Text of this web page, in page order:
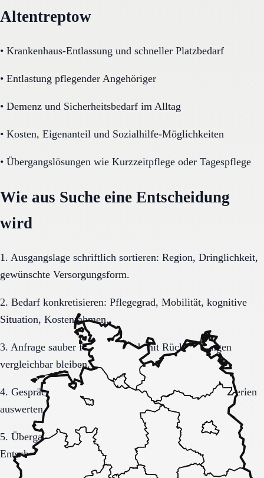
Altentreptow
• Krankenhaus-Entlassung und schneller Platzbedarf
• Entlastung pflegender Angehöriger
• Demenz und Sicherheitsbedarf im Alltag
• Kosten, Eigenanteil und Sozialhilfe-Möglichkeiten
• Übergangslösungen wie Kurzzeitpflege oder Tagespflege
Wie aus Suche eine Entscheidung
wird
1. Ausgangslage schriftlich sortieren: Region, Dringlichkeit,
gewünschte Versorgungsform.
2. Bedarf konkretisieren: Pflegegrad, Mobilität, kognitive
Situation, Kostenrahmen.
3. Anfrage sauber formulieren, damit Rückmeldungen
vergleichbar bleiben.
4. Gespräche und Besichtigungen mit festen Muss-Kriterien
auswerten.
5. Übergang, Kommunikation und Kosten vor der
Entscheidung vollständig klären.